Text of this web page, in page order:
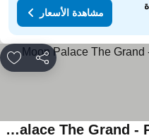
مشاهدة الأسعار
مشاركة
Moon Palace The Grand - Punta Cana - All Inclusive